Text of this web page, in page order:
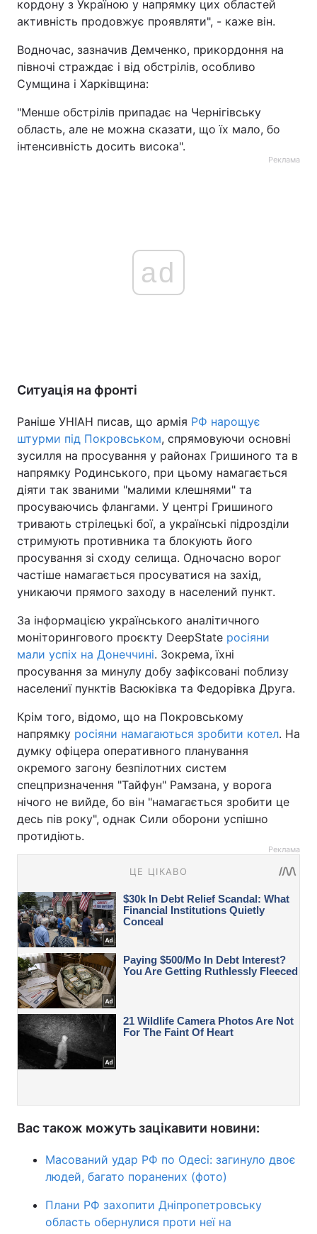
кордону з Україною у напрямку цих областей
активність продовжує проявляти", - каже він.
Водночас, зазначив Демченко, прикордоння на
півночі страждає і від обстрілів, особливо
Сумщина і Харківщина:
"Менше обстрілів припадає на Чернігівську
область, але не можна сказати, що їх мало, бо
інтенсивність досить висока".
Реклама
ad
Ситуація на фронті
Раніше УНІАН писав, що армія РФ нарощує
штурми під Покровськом, спрямовуючи основні
зусилля на просування у районах Гришиного та в
напрямку Родинського, при цьому намагається
діяти так званими "малими клешнями" та
просуваючись флангами. У центрі Гришиного
тривають стрілецькі бої, а українські підрозділи
стримують противника та блокують його
просування зі сходу селища. Одночасно ворог
частіше намагається просуватися на захід,
уникаючи прямого заходу в населений пункт.
За інформацією українського аналітичного
моніторингового проєкту DeepState росіяни
мали успіх на Донеччині. Зокрема, їхні
просування за минулу добу зафіксовані поблизу
населениї пунктів Васюківка та Федорівка Друга.
Крім того, відомо, що на Покровському
напрямку росіяни намагаються зробити котел. На
думку офіцера оперативного планування
окремого загону безпілотних систем
спецпризначення "Тайфун" Рамзана, у ворога
нічого не вийде, бо він "намагається зробити це
десь пів року", однак Сили оборони успішно
протидіють.
Реклама
Вас також можуть зацікавити новини:
Масований удар РФ по Одесі: загинуло двоє
людей, багато поранених (фото)
Плани РФ захопити Дніпропетровську
область обернулися проти неї на